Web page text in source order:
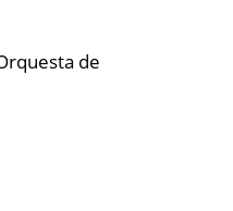
de